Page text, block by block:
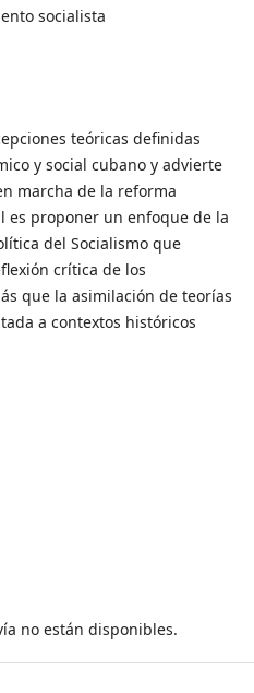
socialista
teóricas definidas
y social cubano y advierte
marcha de la reforma
es proponer un enfoque de la
del Socialismo que
crítica de los
que la asimilación de teorías
a contextos históricos
no están disponibles.